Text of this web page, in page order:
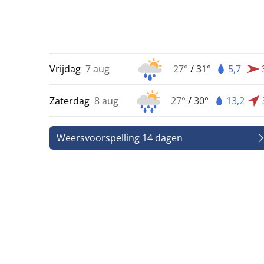
Vrijdag 7 aug 27° /31° 5,7
Zaterdag 8 aug 27° /30° 13,2
Weersvoorspelling 14 dagen